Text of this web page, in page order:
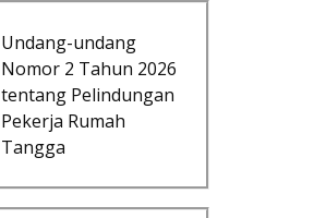
Undang-undang
Nomor 2 Tahun 2026
tentang Pelindungan
Pekerja Rumah
Tangga